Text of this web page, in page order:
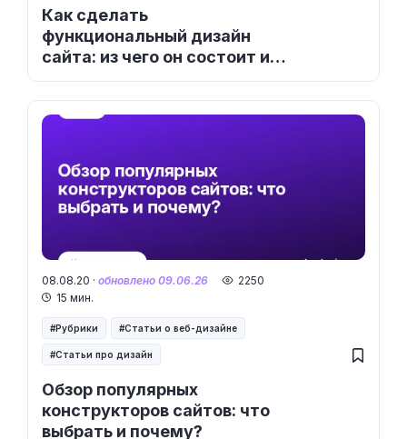
Как сделать
функциональный дизайн
сайта: из чего он состоит и
как создаётся
Обзор популярных
конструкторов сайтов: что
выбрать и почему?
08.08.20 · обновлено 09.06.26
2250
15 мин.
Рубрики Статьи о веб-дизайне
Статьи про дизайн